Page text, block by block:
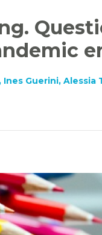
Ines Guerini, Alessia